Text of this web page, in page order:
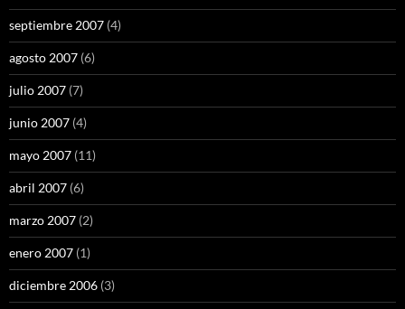
septiembre 2007 (4)
agosto 2007 (6)
julio 2007 (7)
junio 2007 (4)
mayo 2007 (11)
abril 2007 (6)
marzo 2007 (2)
enero 2007 (1)
diciembre 2006 (3)